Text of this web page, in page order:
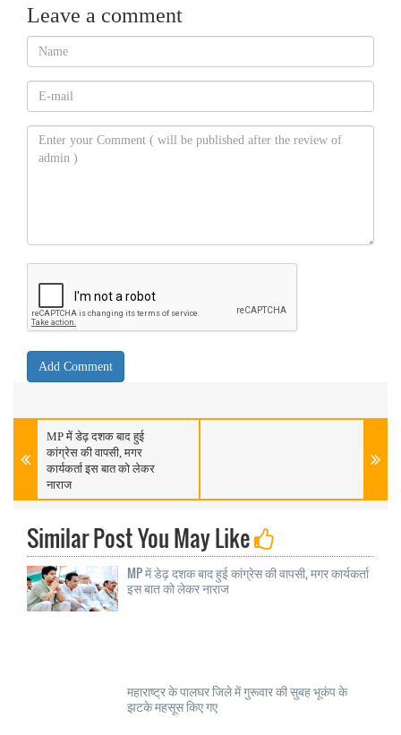
Leave a comment
MP में डेढ़ दशक बाद हुई
कांग्रेस की वापसी, मगर
कार्यकर्ता इस बात को लेकर
नाराज
Similar Post You May Like
MP में डेढ़ दशक बाद हुई कांग्रेस की वापसी, मगर कार्यकर्ता
इस बात को लेकर नाराज
महाराष्ट्र के पालघर जिले में गुरूवार की सुबह भूकंप के
झटके महसूस किए गए